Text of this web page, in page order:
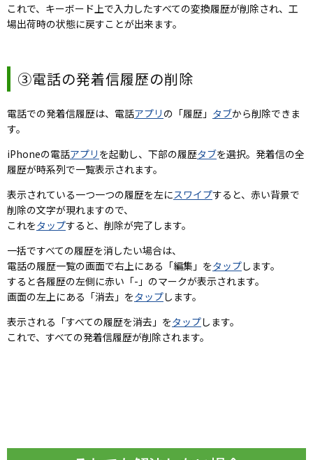
これで、キーボード上で入力したすべての変換履歴が削除され、工
場出荷時の状態に戻すことが出来ます。
③電話の発着信履歴の削除
電話での発着信履歴は、電話アプリ の「履歴」 タブから削除できま
す。
iPhoneの電話アプリ を起動し、下部の履歴タブを選択。発着信の全
履歴が時系列で一覧表示されます。
表示されている一つ一つの履歴を左にスワイプすると、赤い背景で
削除の文字が現れますので、
これをタップすると、削除が完了します。
一括ですべての履歴を消したい場合は、
電話の履歴一覧の画面で右上にある「編集」をタップします。
すると各履歴の左側に赤い「-」のマークが表示されます。
画面の左上にある「消去」をタップします。
表示される「すべての履歴を消去」をタップします。
これで、すべての発着信履歴が削除されます。